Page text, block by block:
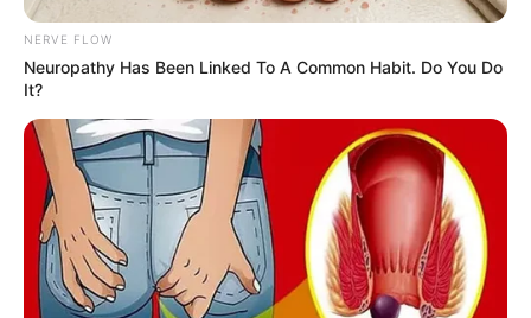
NERVE FLOW
Neuropathy Has Been Linked To A Common Habit. Do You Do
It?